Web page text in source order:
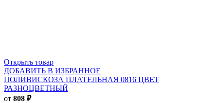
Открыть товар
ДОБАВИТЬ В ИЗБРАННОЕ
ПОЛИВИСКОЗА ПЛАТЕЛЬНАЯ 0816 ЦВЕТ
РАЗНОЦВЕТНЫЙ
от 808 ₽